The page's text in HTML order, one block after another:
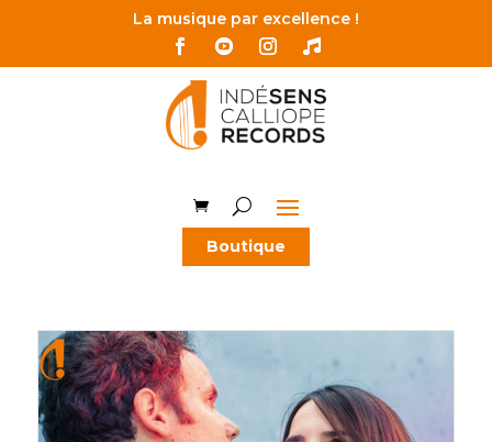
La musique par excellence !
Boutique